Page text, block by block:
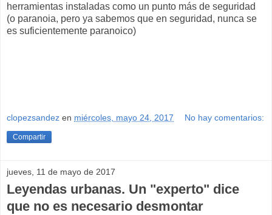
herramientas instaladas como un punto más de seguridad
(o paranoia, pero ya sabemos que en seguridad, nunca se
es suficientemente paranoico)
clopezsandez en miércoles, mayo 24, 2017 No hay comentarios:
Compartir
jueves, 11 de mayo de 2017
Leyendas urbanas. Un "experto" dice
que no es necesario desmontar